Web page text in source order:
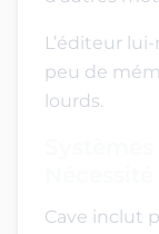
L’éditeur
peu de
lourds.
Cave inclut